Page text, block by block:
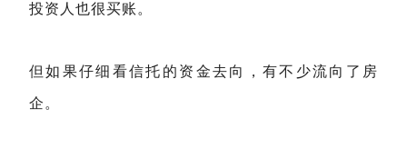
投资人也很买账。
但如果仔细看信托的资金去向，有不少流向了房
企。